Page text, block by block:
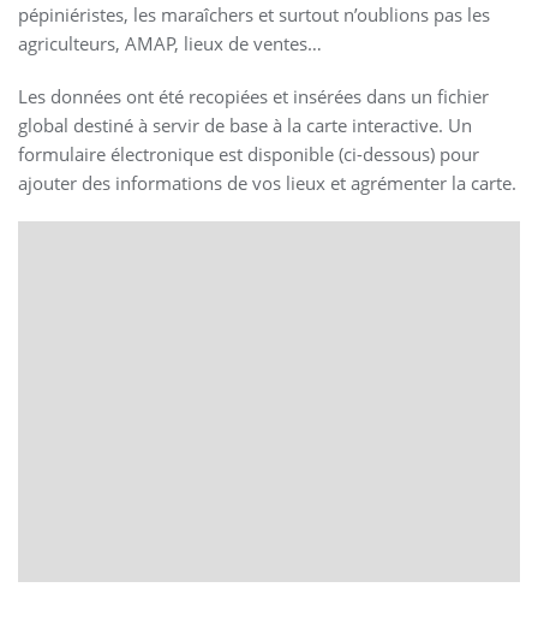
pépiniéristes, les maraîchers et surtout n’oublions pas les
agriculteurs, AMAP, lieux de ventes…
Les données ont été recopiées et insérées dans un fichier
global destiné à servir de base à la carte interactive. Un
formulaire électronique est disponible (ci-dessous) pour
ajouter des informations de vos lieux et agrémenter la carte.